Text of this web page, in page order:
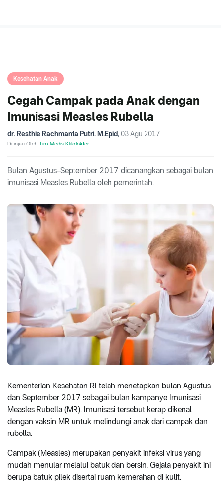
Kesehatan Anak
Cegah Campak pada Anak dengan
Imunisasi Measles Rubella
dr. Resthie Rachmanta Putri. M.Epid, 03 Agu 2017
Ditinjau Oleh Tim Medis Klikdokter
Bulan Agustus-September 2017 dicanangkan sebagai bulan
imunisasi Measles Rubella oleh pemerintah.
Kementerian Kesehatan RI telah menetapkan bulan Agustus
dan September 2017 sebagai bulan kampanye Imunisasi
Measles Rubella (MR). Imunisasi tersebut kerap dikenal
dengan vaksin MR untuk melindungi anak dari campak dan
rubella.
Campak (Measles) merupakan penyakit infeksi virus yang
mudah menular melalui batuk dan bersin. Gejala penyakit ini
berupa batuk pilek disertai ruam kemerahan di kulit.